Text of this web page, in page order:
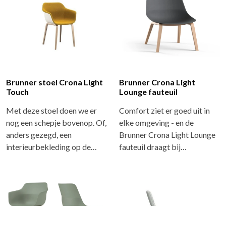
Brunner stoel Crona Light
Touch
Met deze stoel doen we er
nog een schepje bovenop. Of,
anders gezegd, een
interieurbekleding op de…
Brunner Crona Light
Lounge fauteuil
Comfort ziet er goed uit in
elke omgeving - en de
Brunner Crona Light Lounge
fauteuil draagt bij…